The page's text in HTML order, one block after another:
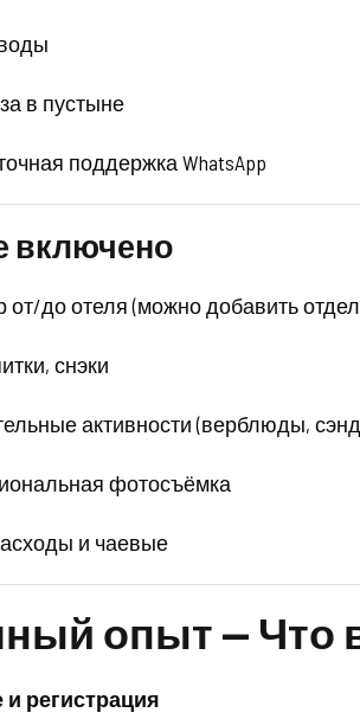
в пустыне
поддержка WhatsApp
включено
от/до отеля (можно добавить
снэки
активности (верблюды,
фотосъёмка
и чаевые
опыт — Что
регистрация